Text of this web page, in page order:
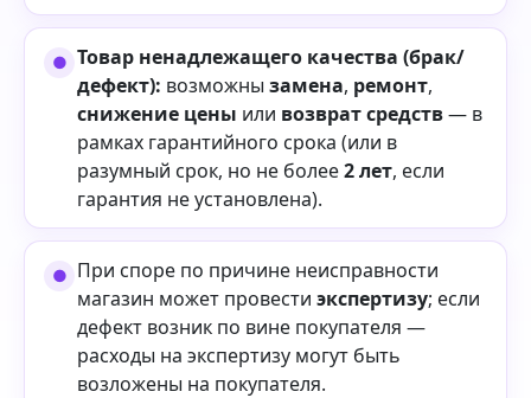
Товар ненадлежащего качества (брак/
дефект): возможны замена, ремонт,
снижение цены или возврат средств— в
рамках гарантийного срока (или в
разумный срок, но не более2 лет, если
гарантия не установлена).
При споре по причине неисправности
магазин может провести экспертизу; если
дефект возник по вине покупателя —
расходы на экспертизу могут быть
возложены на покупателя.